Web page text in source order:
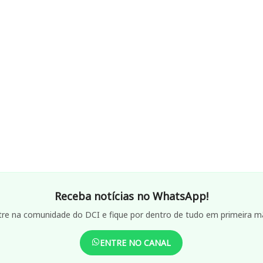
Receba notícias no WhatsApp!
na comunidade do DCI e fique por dentro de tudo em primeira
ENTRE NO CANAL